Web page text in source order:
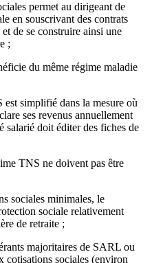
permet au dirigeant de
en souscrivant des contrats
de se construire ainsi une
;
du même régime maladie
simplifié dans la mesure où
ses revenus annuellement
salarié doit éditer des fiches de
TNS ne doivent pas être
sociales minimales, le
sociale relativement
de retraite ;
majoritaires de SARL ou
cotisations sociales (environ